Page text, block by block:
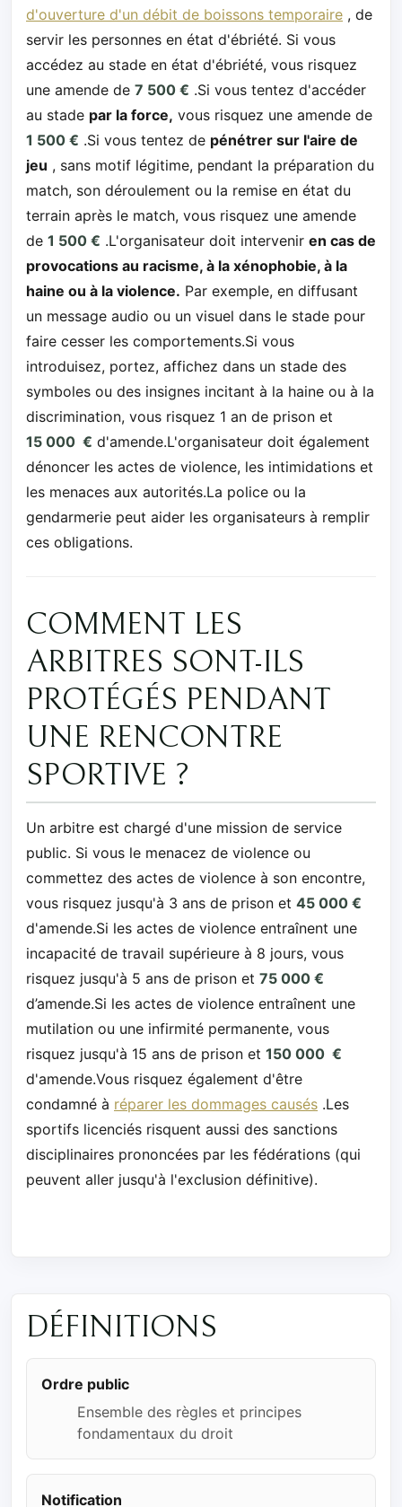
d'ouverture d'un débit de boissons temporaire , de
servir les personnes en état d'ébriété. Si vous
accédez au stade en état d'ébriété, vous risquez
une amende de 7 500 € .Si vous tentez d'accéder
au stade par la force, vous risquez une amende de
1 500 € .Si vous tentez de pénétrer sur l'aire de
jeu , sans motif légitime, pendant la préparation du
match, son déroulement ou la remise en état du
terrain après le match, vous risquez une amende
de 1 500 € .L'organisateur doit intervenir en cas de
provocations au racisme, à la xénophobie, à la
haine ou à la violence. Par exemple, en diffusant
un message audio ou un visuel dans le stade pour
faire cesser les comportements.Si vous
introduisez, portez, affichez dans un stade des
symboles ou des insignes incitant à la haine ou à la
discrimination, vous risquez 1 an de prison et
15 000 € d'amende.L'organisateur doit également
dénoncer les actes de violence, les intimidations et
les menaces aux autorités.La police ou la
gendarmerie peut aider les organisateurs à remplir
ces obligations.
COMMENT LES
ARBITRES SONT-ILS
PROTÉGÉS PENDANT
UNE RENCONTRE
SPORTIVE ?
Un arbitre est chargé d'une mission de service
public. Si vous le menacez de violence ou
commettez des actes de violence à son encontre,
vous risquez jusqu'à 3 ans de prison et 45 000 €
d'amende.Si les actes de violence entraînent une
incapacité de travail supérieure à 8 jours, vous
risquez jusqu'à 5 ans de prison et 75 000 €
d’amende.Si les actes de violence entraînent une
mutilation ou une infirmité permanente, vous
risquez jusqu'à 15 ans de prison et 150 000 €
d'amende.Vous risquez également d'être
condamné à réparer les dommages causés .Les
sportifs licenciés risquent aussi des sanctions
disciplinaires prononcées par les fédérations (qui
peuvent aller jusqu'à l'exclusion définitive).
DÉFINITIONS
Ordre public
Ensemble des règles et principes
fondamentaux du droit
Notification